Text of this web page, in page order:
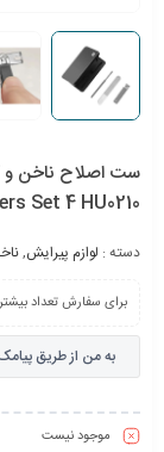
Set 4 HU0210
دسته : لوازم پیرایش,
برای سفارش تعداد
به من از طریق
موجود نیست